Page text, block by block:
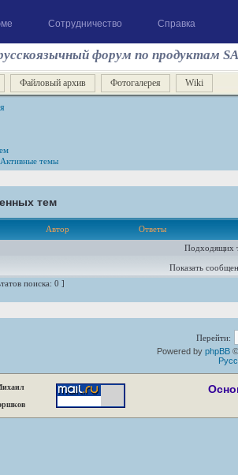
Сотрудничество Справка
форум по продуктам
Файловый архив Фотогалерея Wiki
Активные темы
тем
Автор
Ответы
Подходящих
Показать
поиска: 0 ]
Перейти:
Powered by phpBB